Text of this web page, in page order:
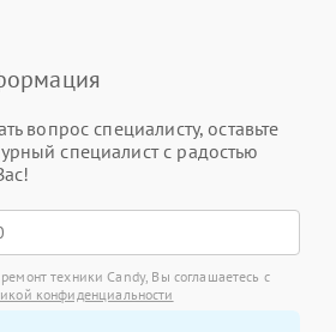
вопрос специалисту, оставьте
специалист с радостью
техники Candy, Вы соглашаетесь с
конфиденциальности